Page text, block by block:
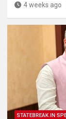
4 weeks ago
STATEBREAK.IN